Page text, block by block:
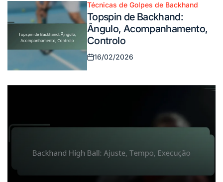
Posted
in
Técnicas de Golpes de Backhand
Topspin de Backhand:
Ângulo, Acompanhamento,
Controlo
Posted
on
16/02/2026